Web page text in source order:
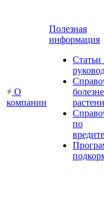
О
компании
Полезная
информация
Статьи
по